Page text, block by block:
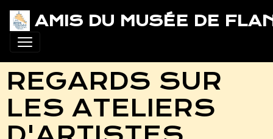
AMIS DU MUSÉE DE
REGARDS SUR
LES ATELIERS